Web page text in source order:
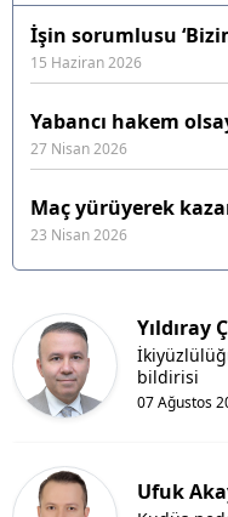
İşin sorumlusu
15 Haziran 2026
Yabancı hakem
27 Nisan 2026
Maç yürüyerek
23 Nisan 2026
Yıldıray
07 Ağustos
bildirisi
Ufuk